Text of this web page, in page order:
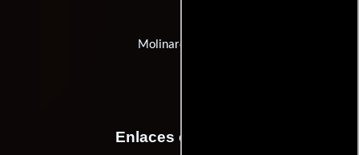
Molinare Studio
Enlaces externos